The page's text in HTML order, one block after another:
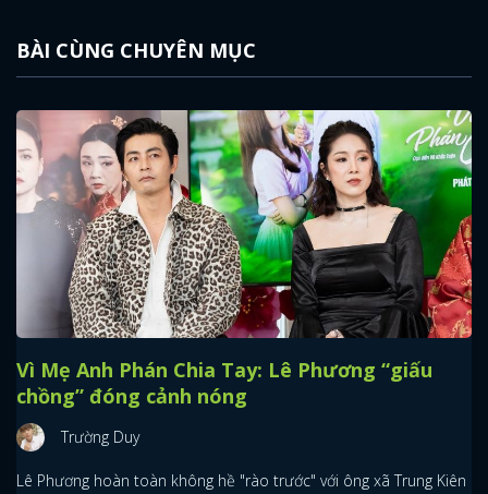
BÀI CÙNG CHUYÊN MỤC
Vì Mẹ Anh Phán Chia Tay: Lê Phương “giấu
chồng” đóng cảnh nóng
Trường Duy
Lê Phương hoàn toàn không hề "rào trước" với ông xã Trung Kiên